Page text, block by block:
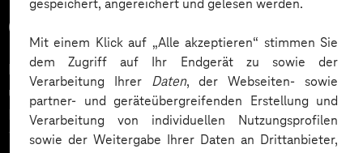
gespeichert, angereichert und gelesen werden.
Mit einem Klick auf „Alle akzeptieren“ stimmen Sie
dem Zugriff auf Ihr Endgerät zu sowie der
Verarbeitung Ihrer Daten, der Webseiten- sowie
partner- und geräteübergreifenden Erstellung und
Verarbeitung von individuellen Nutzungsprofilen
sowie der Weitergabe Ihrer Daten an Drittanbieter,
Eine große Herausforderung war für alle
Projektbeteiligten, dass der Kontext der Oper noch
lange unklar war, der Uraufführungstermin jedoch
feststand.
pianissimo bis forte - eingesungen. Diese
Aufzeichnungen dienten als Quelle, um eine
Gesangssynthese zu erzeugen. Trainiert wurden die
künstliche Stimme auf einem Telekom MMS-eignen
GPU-Cluster. Anschließend entwarfen die Data
Scientists von kling klang klong und Telekom MMS die
Architektur eines neuronalen Netzes, das Noten und
Oper neu erfinden
Die Semperoper Dresden öffnet sich mit der
umjubelten ersten KI-Oper weltweit neuen
Horizonten der Opernproduktion und wird damit zum
Trendsetter. Indem die Produktion KI mit